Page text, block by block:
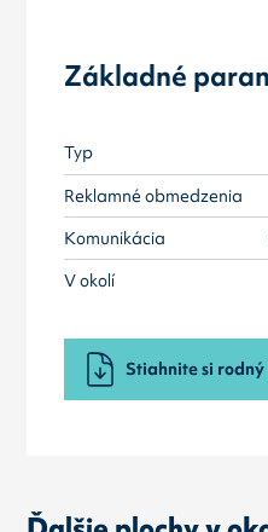
Základné
Typ
Reklamné obmedzenia
Komunikácia
V okolí
Stiahnite si